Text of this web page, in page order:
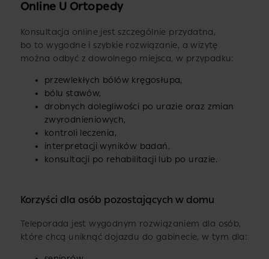
Online U Ortopedy
Konsultacja online jest szczególnie przydatna,
bo to wygodne i szybkie rozwiązanie, a wizytę
można odbyć z dowolnego miejsca, w przypadku:
przewlekłych bólów kręgosłupa,
bólu stawów,
drobnych dolegliwości po urazie oraz zmian
zwyrodnieniowych,
kontroli leczenia,
interpretacji wyników badań,
konsultacji po rehabilitacji lub po urazie.
Korzyści dla osób pozostających w domu
Teleporada jest wygodnym rozwiązaniem dla osób,
które chcą uniknąć dojazdu do gabinecie, w tym dla: